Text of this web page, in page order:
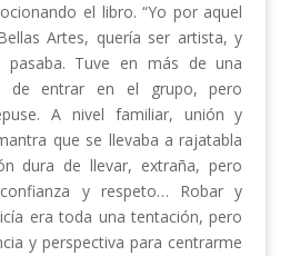
el libro. “Yo por aquel
Artes, quería ser artista, y
Tuve en más de una
de entrar en el grupo, pero
A nivel familiar, unión y
que se llevaba a rajatabla
dura de llevar, extraña, pero
y respeto… Robar y
era toda una tentación, pero
y perspectiva para centrarme